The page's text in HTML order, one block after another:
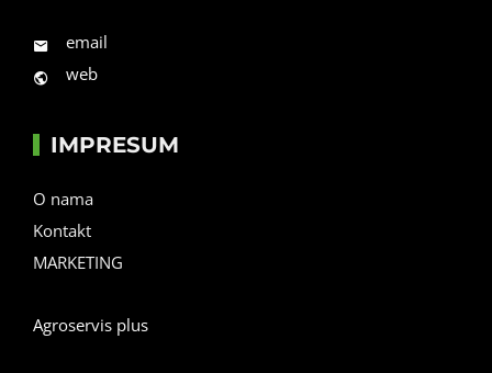
email
web
IMPRESUM
O nama
Kontakt
MARKETING
Agroservis plus